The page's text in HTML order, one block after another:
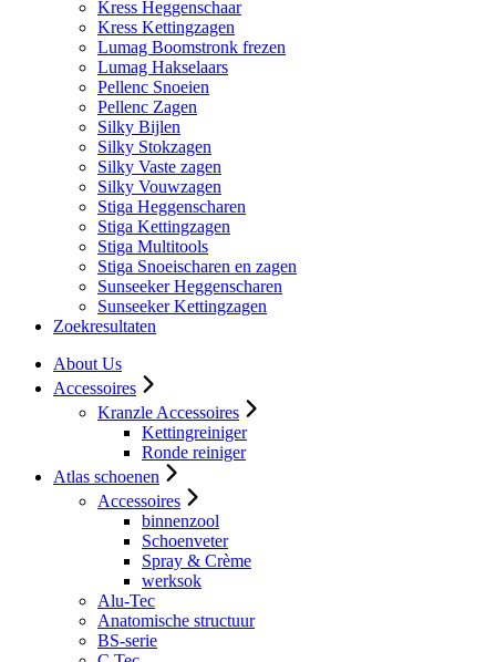
Kress Heggenschaar
Kress Kettingzagen
Lumag Boomstronk frezen
Lumag Hakselaars
Pellenc Snoeien
Pellenc Zagen
Silky Bijlen
Silky Stokzagen
Silky Vaste zagen
Silky Vouwzagen
Stiga Heggenscharen
Stiga Kettingzagen
Stiga Multitools
Stiga Snoeischaren en zagen
Sunseeker Heggenscharen
Sunseeker Kettingzagen
Zoekresultaten
About Us
Accessoires
Kranzle Accessoires
Kettingreiniger
Ronde reiniger
Atlas schoenen
Accessoires
binnenzool
Schoenveter
Spray & Crème
werksok
Alu-Tec
Anatomische structuur
BS-serie